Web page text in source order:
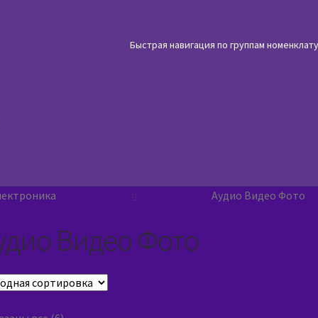
Быстрая навигация по группам
Аудио Видео Фото
Видео Фото